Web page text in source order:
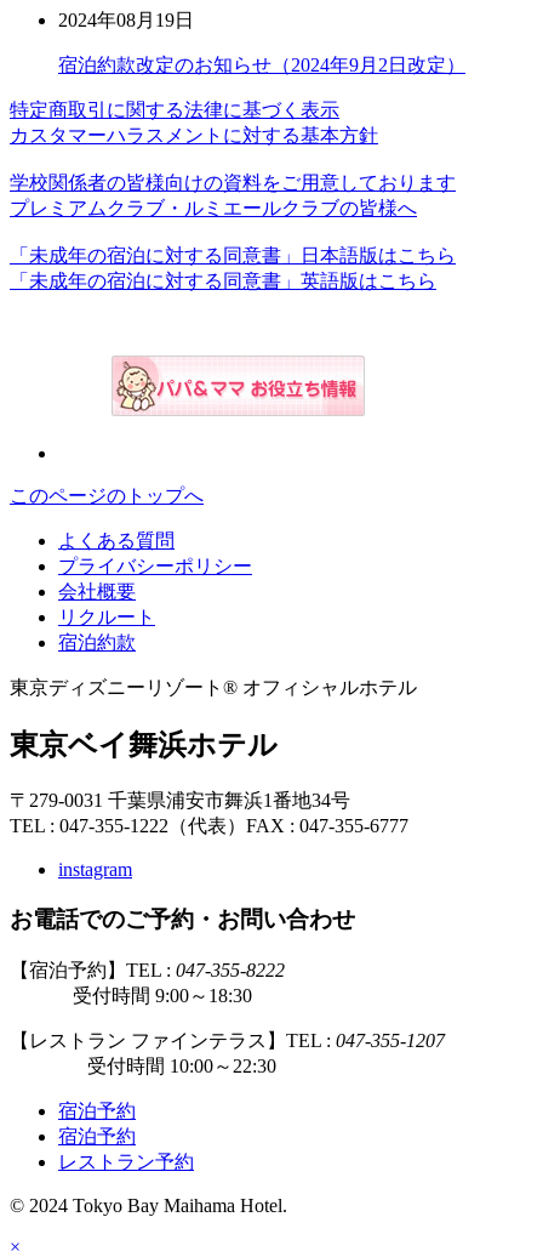
2024年08月19日
宿泊約款改定のお知らせ（2024年9月2日改定）
特定商取引に関する法律に基づく表示
カスタマーハラスメントに対する基本方針
学校関係者の皆様向けの資料をご用意しております
プレミアムクラブ・ルミエールクラブの皆様へ
「未成年の宿泊に対する同意書」日本語版はこちら
「未成年の宿泊に対する同意書」英語版はこちら
このページのトップへ
よくある質問
プライバシーポリシー
会社概要
リクルート
宿泊約款
東京ディズニーリゾート® オフィシャルホテル
東京ベイ舞浜ホテル
〒279-0031 千葉県浦安市舞浜1番地34号
TEL : 047-355-1222（代表） FAX : 047-355-6777
instagram
お電話でのご予約・お問い合わせ
【宿泊予約】TEL : 047-355-8222
受付時間 9:00～18:30
【レストラン ファインテラス】TEL : 047-355-1207
受付時間 10:00～22:30
宿泊予約
宿泊予約
レストラン予約
© 2024 Tokyo Bay Maihama Hotel.
×